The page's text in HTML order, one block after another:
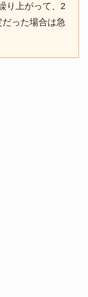
り上がって、2
った場合は急